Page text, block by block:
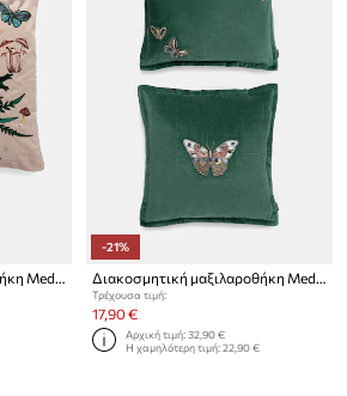
-21%
Τρέχουσα τιμή:
17,90 €
Αρχική τιμή:32,90 €
Η χαμηλότερη τιμή:22,90 €